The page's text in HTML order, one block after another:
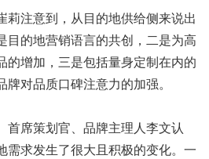
注意到，从目的地供给侧来说出
目的地营销语言的共创，二是为高
的增加，三是包括量身定制在内的
对品质口碑注意力的加强。
席策划官、品牌主理人李文认
需求发生了很大且积极的变化。一